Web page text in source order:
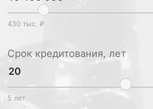
430 тыс. ₽
Срок кредитования, лет
5 лет